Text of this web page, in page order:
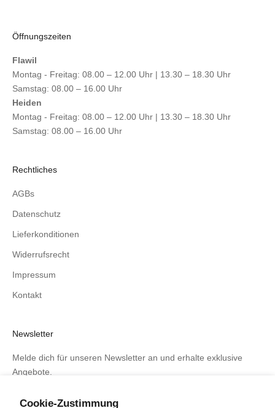
Cookie-Zustimmung
Öffnungszeiten
Flawil
Montag - Freitag: 08.00 – 12.00 Uhr | 13.30 – 18.30 Uhr
Samstag: 08.00 – 16.00 Uhr
Heiden
Montag - Freitag: 08.00 – 12.00 Uhr | 13.30 – 18.30 Uhr
Samstag: 08.00 – 16.00 Uhr
Rechtliches
AGBs
Datenschutz
Lieferkonditionen
Widerrufsrecht
Impressum
Kontakt
Newsletter
Melde dich für unseren Newsletter an und erhalte exklusive
Angebote.